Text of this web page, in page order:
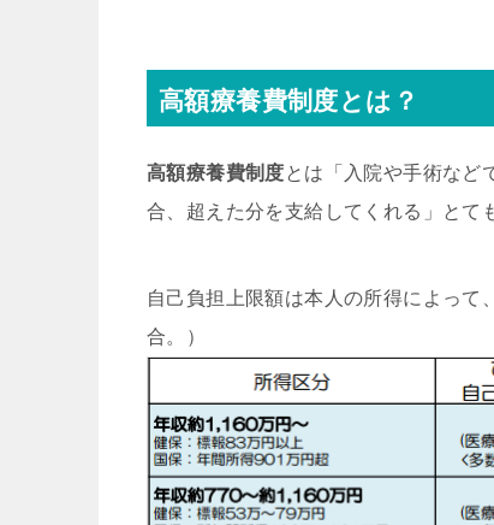
高額療養費制度とは？
高額療養費制度とは「入院や手術など
合、超えた分を支給してくれる」とて
自己負担上限額は本人の所得によっ
合。）